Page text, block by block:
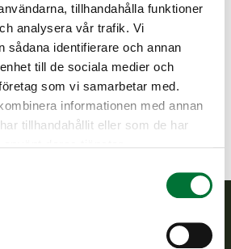
tillhandahålla funktioner
analysera vår trafik. Vi
sådana identifierare och annan
till de sociala medier och
som vi samarbetar med.
informationen med annan
tillhandahållit eller som de har
jaktvårdsförening
Finland